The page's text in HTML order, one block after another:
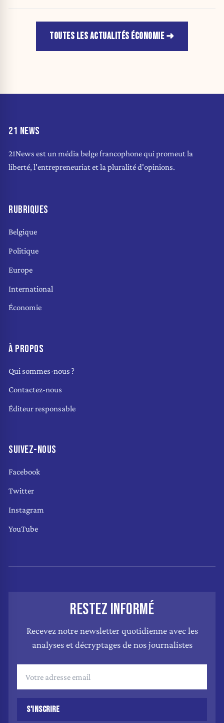
TOUTES LES ACTUALITÉS ÉCONOMIE
21 NEWS
21News est un média belge francophone qui promeut la
liberté, l'entrepreneuriat et la pluralité d'opinions.
RUBRIQUES
Belgique
Politique
Europe
International
Économie
À PROPOS
Qui sommes-nous ?
Contactez-nous
Éditeur responsable
SUIVEZ-NOUS
Facebook
Twitter
Instagram
YouTube
RESTEZ INFORMÉ
Recevez notre newsletter quotidienne avec les
analyses et décryptages de nos journalistes
S'INSCRIRE